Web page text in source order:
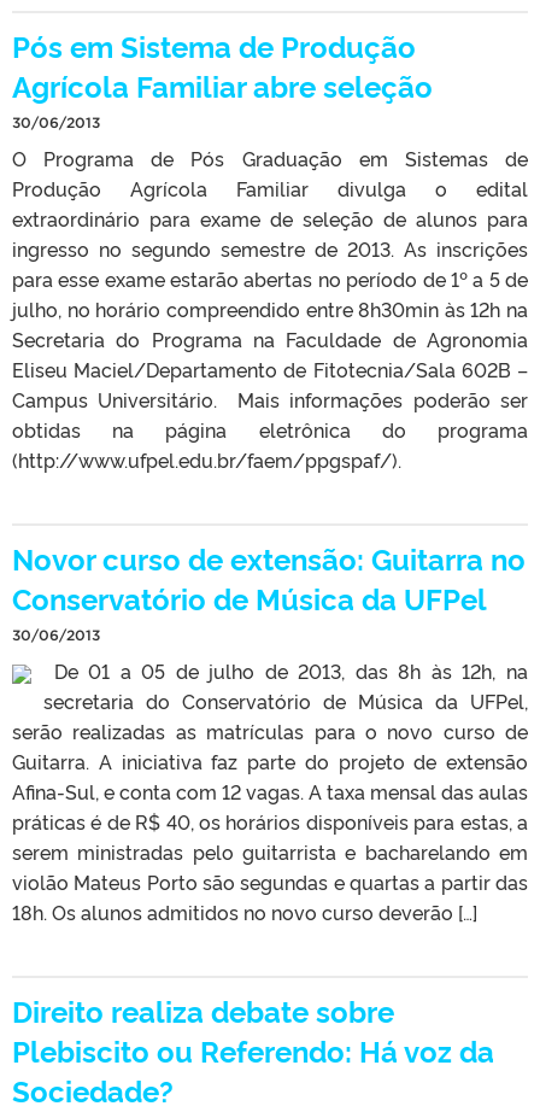
Pós em Sistema de Produção
Agrícola Familiar abre seleção
30/06/2013
O Programa de Pós Graduação em Sistemas de
Produção Agrícola Familiar divulga o edital
extraordinário para exame de seleção de alunos para
ingresso no segundo semestre de 2013. As inscrições
para esse exame estarão abertas no período de 1º a 5 de
julho, no horário compreendido entre 8h30min às 12h na
Secretaria do Programa na Faculdade de Agronomia
Eliseu Maciel/Departamento de Fitotecnia/Sala 602B –
Campus Universitário. Mais informações poderão ser
obtidas na página eletrônica do programa
(http://www.ufpel.edu.br/faem/ppgspaf/).
Novor curso de extensão: Guitarra no
Conservatório de Música da UFPel
30/06/2013
De 01 a 05 de julho de 2013, das 8h às 12h, na
secretaria do Conservatório de Música da UFPel,
serão realizadas as matrículas para o novo curso de
Guitarra. A iniciativa faz parte do projeto de extensão
Afina-Sul, e conta com 12 vagas. A taxa mensal das aulas
práticas é de R$ 40, os horários disponíveis para estas, a
serem ministradas pelo guitarrista e bacharelando em
violão Mateus Porto são segundas e quartas a partir das
18h. Os alunos admitidos no novo curso deverão […]
Direito realiza debate sobre
Plebiscito ou Referendo: Há voz da
Sociedade?